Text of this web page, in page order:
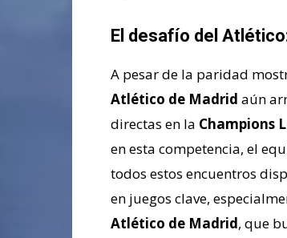
El desafío del
A pesar de la paridad
Atlético de Madrid aún
directas en la Champions
en esta competencia, el
todos estos encuentros
en juegos clave,
Atlético de Madrid, que